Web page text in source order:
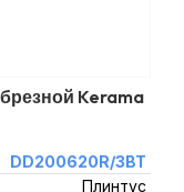
Kerama
DD200620R/3BT
Плинтус